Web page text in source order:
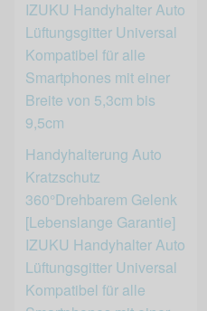
Handyhalterung Auto
Kratzschutz
360°Drehbarem Gelenk
[Lebenslange Garantie]
IZUKU Handyhalter Auto
Lüftungsgitter Universal
Kompatibel für alle